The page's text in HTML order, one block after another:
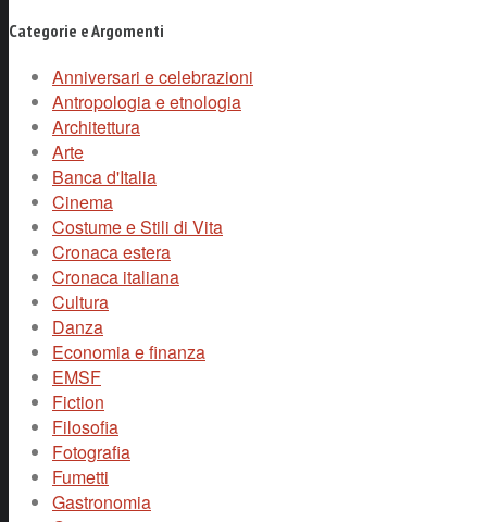
Categorie e Argomenti
Anniversari e celebrazioni
Antropologia e etnologia
Architettura
Arte
Banca d'Italia
Cinema
Costume e Stili di Vita
Cronaca estera
Cronaca italiana
Cultura
Danza
Economia e finanza
EMSF
Fiction
Filosofia
Fotografia
Fumetti
Gastronomia